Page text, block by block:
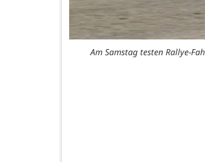
Am Samstag testen Rallye-